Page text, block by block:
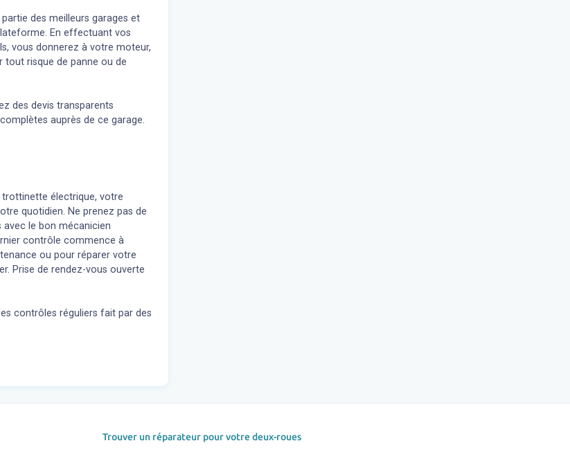
des meilleurs garages et
En effectuant vos
vous donnerez à votre moteur,
tout risque de panne ou de
des devis transparents
auprès de ce garage.
électrique, votre
quotidien. Ne prenez pas de
avec le bon mécanicien
contrôle commence à
ou pour réparer votre
Prise de rendez-vous ouverte
contrôles réguliers fait par des
Trouver un réparateur pour votre deux-roues